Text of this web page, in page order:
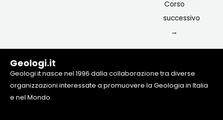
Corso
successivo
→
Geologi.it
Geologi.it nasce nel 1996 dalla collaborazione tra diverse
organizzazioni interessate a promuovere la Geologia in Italia
e nel Mondo.